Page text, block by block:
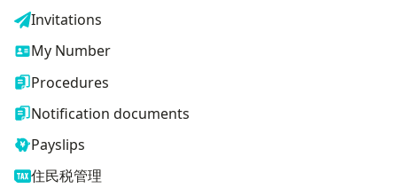
Invitations
My Number
Procedures
Notification documents
Payslips
住民税管理